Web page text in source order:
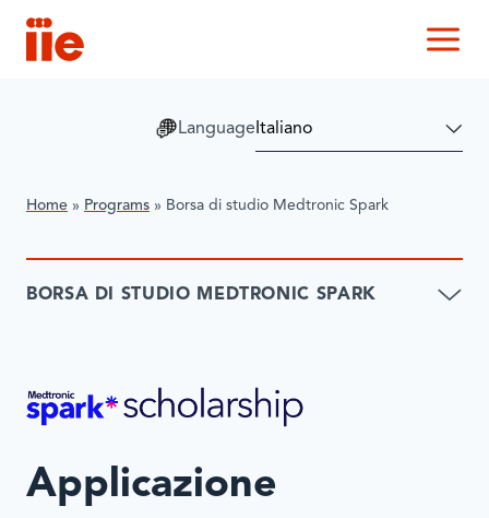
IIE
Language
Home » Programs » Borsa di studio Medtronic Spark
BORSA DI STUDIO MEDTRONIC SPARK
Applicazione